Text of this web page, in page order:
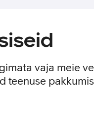
vaja meie
teenuse
infoga ja helistab